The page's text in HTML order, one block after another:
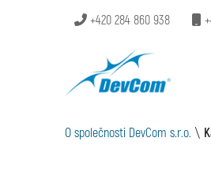
+420 284 860 938
O společnosti DevCom s.r.o. \